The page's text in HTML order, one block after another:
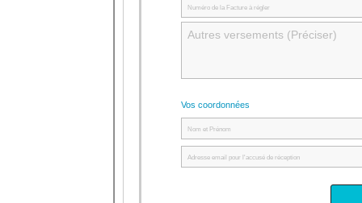
Vos coordonnées